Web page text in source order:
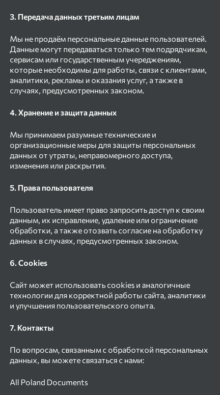
3. Передача данных третьим лицам
Мы не продаём персональные данные пользователей.
Данные могут передаваться только тем подрядчикам,
сервисам или государственным учереджениям,
которые необходимы для работы, связи с клиентами,
аналитики, рекламы и оказания услуг, а также в
случаях, предусмотренных законом.
4. Хранение и защита данных
Мы принимаем разумные технические и
организационные меры для защиты персональных
данных от утраты, неправомерного доступа,
изменения или раскрытия.
5. Права пользователя
Пользователь имеет право запросить доступ к своим
данным, их исправление, удаление или ограничение
обработки, а также отозвать согласие на обработку
данных в случаях, предусмотренных законом.
6. Cookies
Сайт может использовать cookies и аналогичные
технологии для корректной работы сайта, аналитики
и улучшения пользовательского опыта.
7. Контакты
По вопросам, связанным с обработкой персональных
данных, вы можете связаться с нами:
All Poland Documents